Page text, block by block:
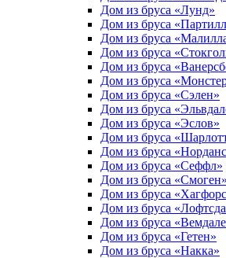
Дом из бруса «Лунд»
Дом из бруса
Дом из бруса
Дом из бруса
Дом из бруса
Дом из бруса
Дом из бруса «Сэлен»
Дом из бруса
Дом из бруса «Эслов»
Дом из бруса
Дом из бруса
Дом из бруса «Сеффл»
Дом из бруса «Смоген»
Дом из бруса
Дом из бруса
Дом из бруса
Дом из бруса «Гетен»
Дом из бруса «Накка»